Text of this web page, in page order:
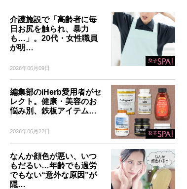
介護施設で「高齢者に毎
日お尻を触られ、暴力
も…」。20代・女性職員
が明…
2026年06月09日
編集部のiHerb愛用者がセ
レクト。健康・美容のお
悩み別、鉄板アイテム…
2026年06月22日
なんか顔色が悪い、いつ
もだるい…年齢でも過労
でもない“意外な原因”が
隠…